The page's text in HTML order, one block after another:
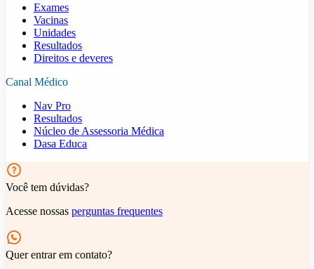
Exames
Vacinas
Unidades
Resultados
Direitos e deveres
Canal Médico
Nav Pro
Resultados
Núcleo de Assessoria Médica
Dasa Educa
Você tem dúvidas?
Acesse nossas perguntas frequentes
Quer entrar em contato?